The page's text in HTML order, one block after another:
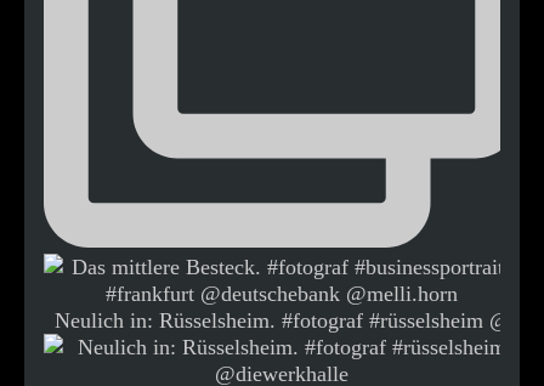
Neulich in: Rüsselsheim. #fotograf #rüsselsheim @